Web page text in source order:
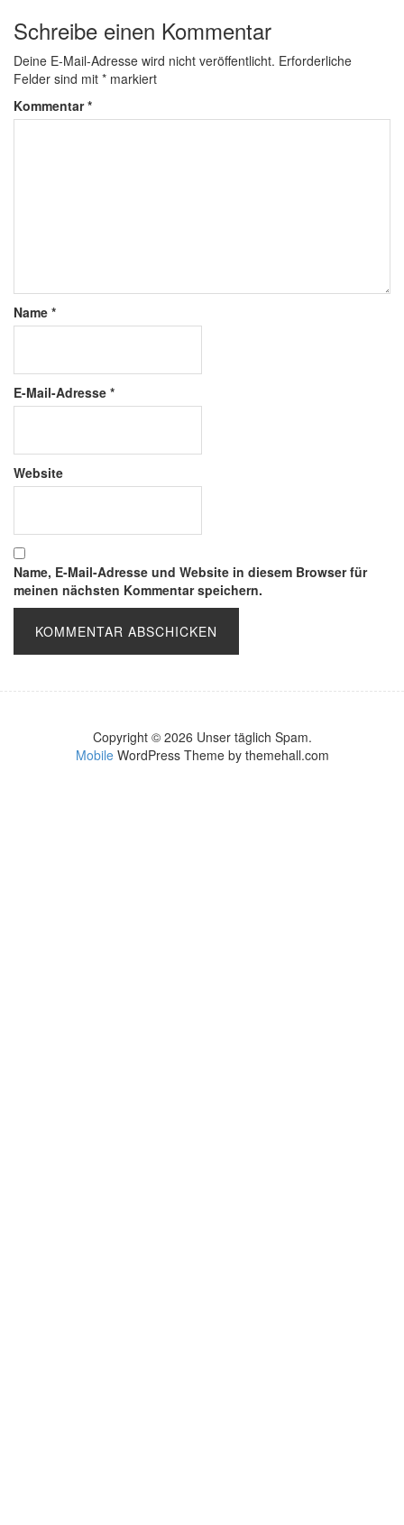
Schreibe einen Kommentar
Deine E-Mail-Adresse wird nicht veröffentlicht. Erforderliche
Felder sind mit * markiert
Kommentar*
Name *
E-Mail-Adresse *
Website
Name, E-Mail-Adresse und Website in diesem Browser für
meinen nächsten Kommentar speichern.
Copyright © 2026 Unser täglich Spam.
MobileWordPress Theme by themehall.com